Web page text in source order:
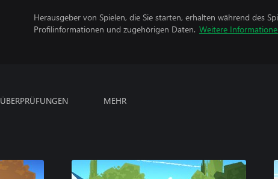
Herausgeber von Spielen, die Sie starten, erhalten während des
Profilinformationen und zugehörigen Daten. Weitere
ÜBERPRÜFUNGEN MEHR